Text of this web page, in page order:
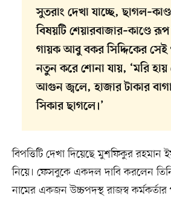
সুতরাং দেখা যাচ্ছে,
বিষয়টি শেয়ারবাজার–কাণ্ডে রূপ
গায়ক আবু বকর সিদ্দিকের সেই
নতুন করে শোনা যায়, ‘মরি হায়
আগুন জ্বলে, হাজার টাকার
সিকার ছাগলে।’
বিপত্তিটি দেখা দিয়েছে মুশফিকুর রহমান
নিয়ে। ফেসবুকে একদল দাবি করলেন
নামের একজন উচ্চপদস্থ রাজস্ব